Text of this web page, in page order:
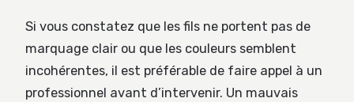
Si vous constatez que les fils ne portent pas de
marquage clair ou que les couleurs semblent
incohérentes, il est préférable de faire appel à un
professionnel avant d’intervenir. Un mauvais